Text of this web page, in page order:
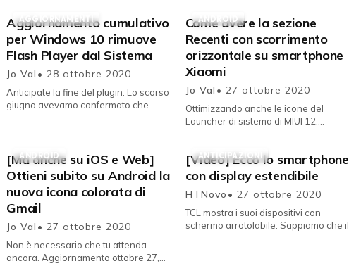
AGGIORNAMENTI
Aggiornamento cumulativo
per Windows 10 rimuove
Flash Player dal Sistema
Jo Val• 28 ottobre 2020
Anticipate la fine del plugin. Lo scorso
giugno avevamo confermato che
ANDROID
Come avere la sezione
Recenti con scorrimento
orizzontale su smartphone
Xiaomi
Jo Val• 27 ottobre 2020
Ottimizzando anche le icone del
Launcher di sistema di MIUI 12.
ANDROID
[Ma anche su iOS e Web]
Ottieni subito su Android la
nuova icona colorata di
Gmail
Jo Val• 27 ottobre 2020
Non è necessario che tu attenda
ancora. Aggiornamento ottobre 27,
ANTICIPAZIONI
[Video] Ecco lo smartphone
con display estendibile
HTNovo• 27 ottobre 2020
TCL mostra i suoi dispositivi con
schermo arrotolabile. Sappiamo che il